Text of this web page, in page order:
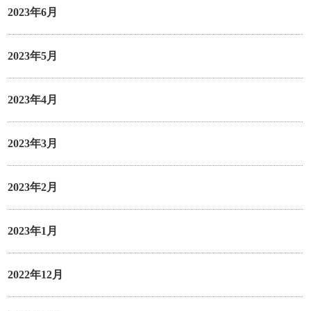
2023年6月
2023年5月
2023年4月
2023年3月
2023年2月
2023年1月
2022年12月